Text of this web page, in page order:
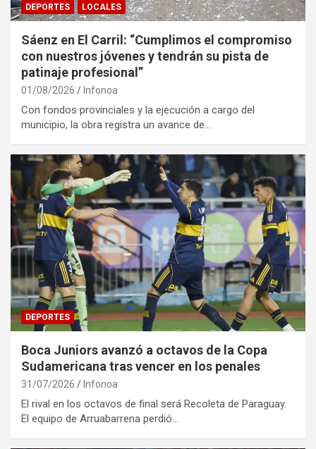
DEPORTES LOCALES
Sáenz en El Carril: “Cumplimos el compromiso
con nuestros jóvenes y tendrán su pista de
patinaje profesional”
01/08/2026 Infonoa
Con fondos provinciales y la ejecución a cargo del
municipio, la obra registra un avance de…
DEPORTES
Boca Juniors avanzó a octavos de la Copa
Sudamericana tras vencer en los penales
31/07/2026 Infonoa
El rival en los octavos de final será Recoleta de Paraguay.
El equipo de Arruabarrena perdió…